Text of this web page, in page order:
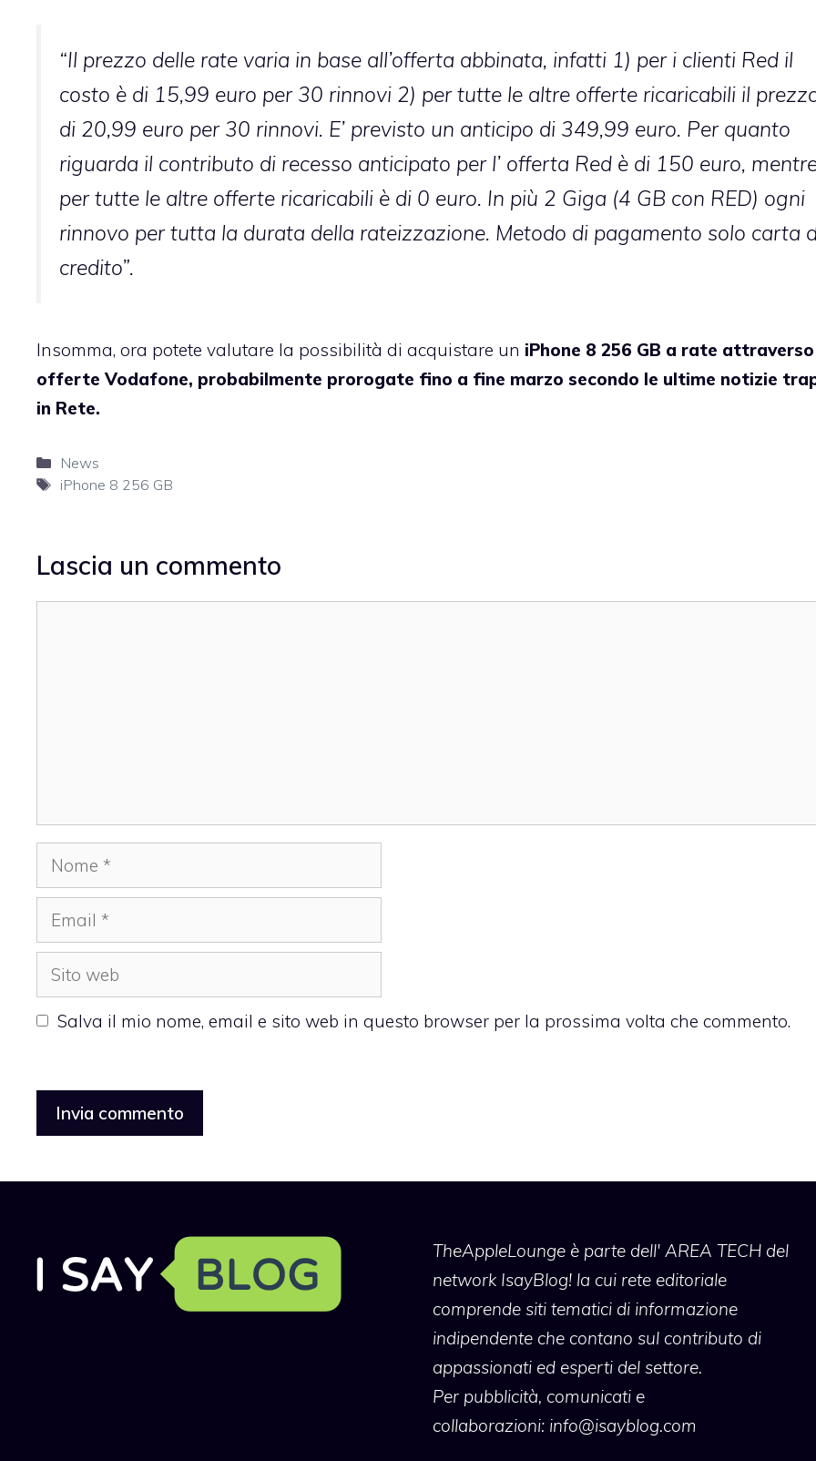
“Il prezzo delle rate varia in base all’offerta abbinata, infatti 1) per i clienti Red il
costo è di 15,99 euro per 30 rinnovi 2) per tutte le altre offerte ricaricabili il
di 20,99 euro per 30 rinnovi. E’ previsto un anticipo di 349,99 euro. Per quanto
riguarda il contributo di recesso anticipato per l’ offerta Red è di 150 euro,
per tutte le altre offerte ricaricabili è di 0 euro. In più 2 Giga (4 GB con RED) ogni
rinnovo per tutta la durata della rateizzazione. Metodo di pagamento solo carta
credito”.
Insomma, ora potete valutare la possibilità di acquistare un iPhone 8 256 GB a rate
offerte Vodafone, probabilmente prorogate fino a fine marzo secondo le ultime notizie
in Rete.
Categorie
News
Tag
iPhone 8 256 GB
Lascia un commento
Nome
Email
Sito
web
Salva il mio nome, email e sito web in questo browser per la prossima volta che commento.
TheAppleLoungeè parte dell' AREA TECH del
network IsayBlog! la cui rete editoriale
comprende siti tematici di informazione
indipendente che contano sul contributo di
appassionati ed esperti del settore.
Per pubblicità, comunicati e
collaborazioni: info@isayblog.com